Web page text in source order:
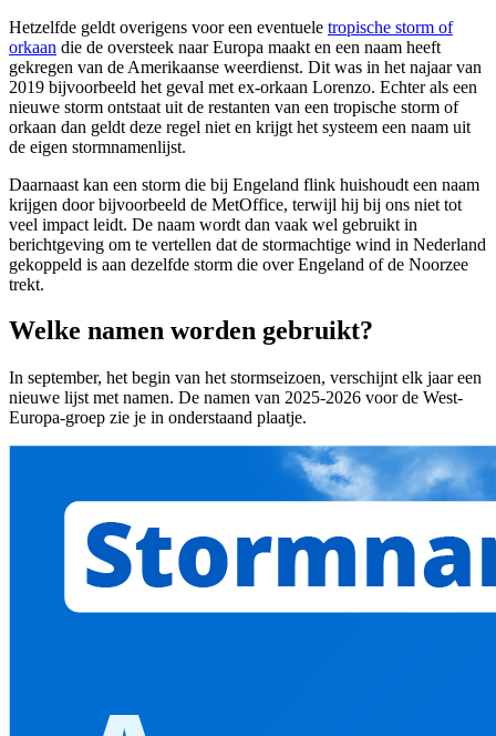
Hetzelfde geldt overigens voor een eventuele tropische storm of
orkaan die de oversteek naar Europa maakt en een naam heeft
gekregen van de Amerikaanse weerdienst. Dit was in het najaar van
2019 bijvoorbeeld het geval met ex-orkaan Lorenzo. Echter als een
nieuwe storm ontstaat uit de restanten van een tropische storm of
orkaan dan geldt deze regel niet en krijgt het systeem een naam uit
de eigen stormnamenlijst.
Daarnaast kan een storm die bij Engeland flink huishoudt een naam
krijgen door bijvoorbeeld de MetOffice, terwijl hij bij ons niet tot
veel impact leidt. De naam wordt dan vaak wel gebruikt in
berichtgeving om te vertellen dat de stormachtige wind in Nederland
gekoppeld is aan dezelfde storm die over Engeland of de Noorzee
trekt.
Welke namen worden gebruikt?
In september, het begin van het stormseizoen, verschijnt elk jaar een
nieuwe lijst met namen. De namen van 2025-2026 voor de West-
Europa-groep zie je in onderstaand plaatje.